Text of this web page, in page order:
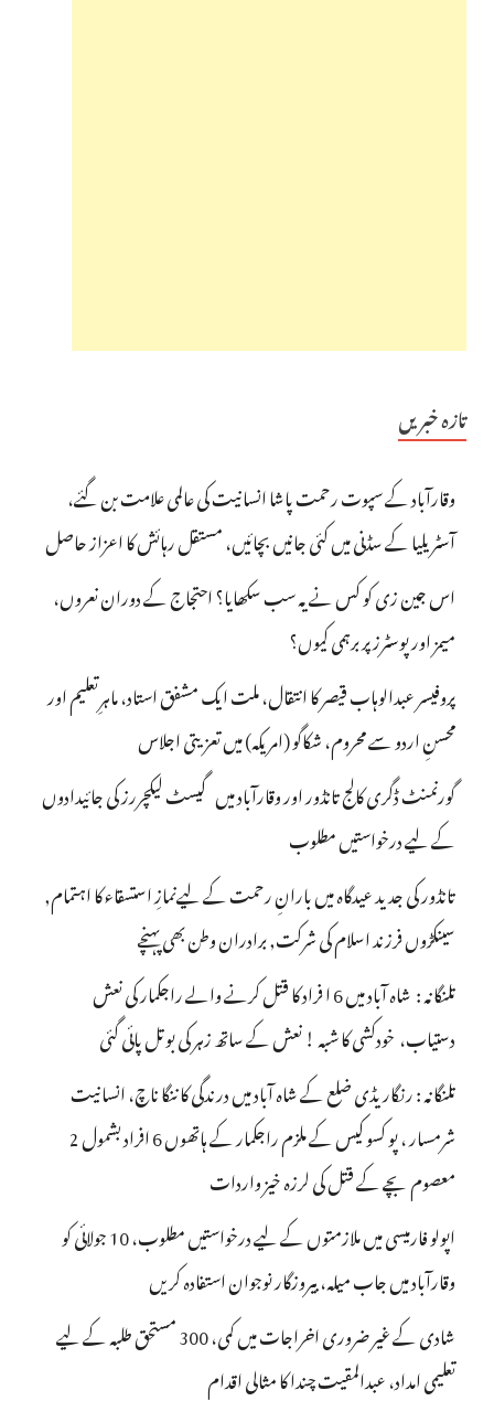
تازہ خبریں
وقارآباد کے سپوت رحمت پاشا انسانیت کی عالمی علامت بن گئے،
آسٹریلیا کے سڈنی میں کئی جانیں بچائیں، مستقل رہائش کا اعزاز حاصل
اس جین زی کو کس نے یہ سب سکھایا؟ احتجاج کے دوران نعروں،
میمز اور پوسٹرز پر برہمی کیوں؟
پروفیسر عبدالوہاب قیصر کا انتقال، ملت ایک مشفق استاد، ماہرِتعلیم اور
محسنِ اردو سے محروم، شکاگو (امریکہ) میں تعزیتی اجلاس
گورنمنٹ ڈگری کالج تانڈور اور وقارآباد میں گیسٹ لیکچررز کی جائیدادوں
کے لیے درخواستیں مطلوب
تانڈور کی جدید عیدگاہ میں بارانِ رحمت کے لیےنمازِ استسقاء کا اہتمام,
سینکڑوں فرزند اسلام کی شرکت, برادران وطن بھی پہنچے
تلنگانہ : شاہ آباد میں 6 ا فراد کا قتل کرنے والے راجکمار کی نعش
دستیاب، خودکشی کا شبہ ! نعش کے ساتھ زہر کی بوتل پائی گئی
تلنگانہ : رنگاریڈی ضلع کے شاہ آباد میں درندگی کا ننگا ناچ، انسانیت
شرمسار ، پو کسو کیس کے ملزم راجکمار کے ہاتھوں 6 افراد بشمول 2
معصوم بچے کے قتل کی لرزہ خیز واردات
اپولو فارمیسی میں ملازمتوں کے لیے درخواستیں مطلوب، 10 جولائی کو
وقارآباد میں جاب میلہ، بیروزگار نوجوان استفادہ کریں
شادی کے غیر ضروری اخراجات میں کمی، 300 مستحق طلبہ کے لیے
تعلیمی امداد، عبدالمقیت چندا کا مثالی اقدام